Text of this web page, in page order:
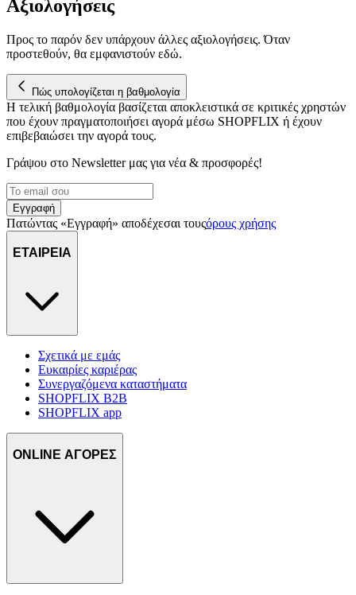
Αξιολογήσεις
Προς το παρόν δεν υπάρχουν άλλες αξιολογήσεις. Όταν
προστεθούν, θα εμφανιστούν εδώ.
Πώς υπολογίζεται η βαθμολογία
Η τελική βαθμολογία βασίζεται αποκλειστικά σε κριτικές χρηστών
που έχουν πραγματοποιήσει αγορά μέσω SHOPFLIX ή έχουν
επιβεβαιώσει την αγορά τους.
Γράψου στο Νewsletter μας για νέα & προσφορές!
Εγγραφή
Πατώντας «Εγγραφή» αποδέχεσαι τουςόρους χρήσης
ΕΤΑΙΡΕΙΑ
Σχετικά με εμάς
Ευκαιρίες καριέρας
Συνεργαζόμενα καταστήματα
SHOPFLIX B2B
SHOPFLIX app
ONLINE ΑΓΟΡΕΣ